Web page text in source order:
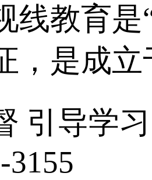
线教育
，是成立
引导学习
3155